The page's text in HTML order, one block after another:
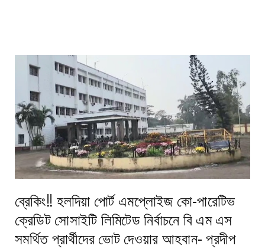
ব্রেকিং!! হলদিয়া পোর্ট এমপ্লোইজ কো-পারেটিভ
ক্রেডিট সোসাইটি লিমিটেড নির্বাচনে বি এম এস
সমর্থিত প্রার্থীদের ভোট দেওয়ার আহবান- প্রদীপ